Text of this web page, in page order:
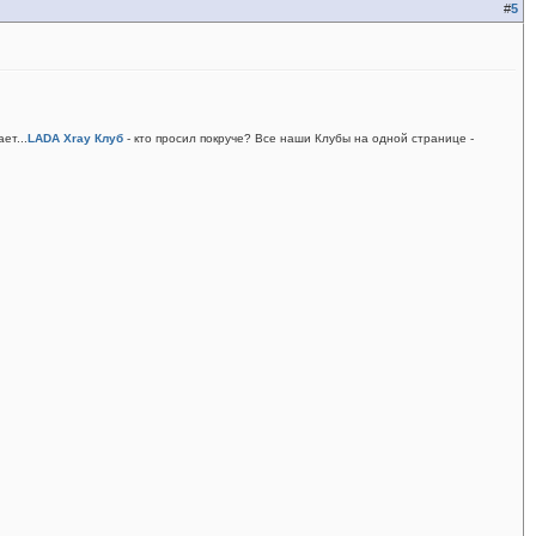
#5
LADA Xray Клуб - кто просил покруче? Все наши Клубы на одной странице -